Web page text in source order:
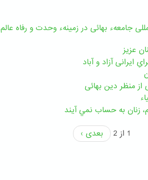
جامعهء بهائی در زمینهء وحدت و رفاه عالم
عزیز
ایرانی آزاد و آباد
از منظر دین بهائی
زنان به حساب نمي آيند
1 از 2
بعدی ›